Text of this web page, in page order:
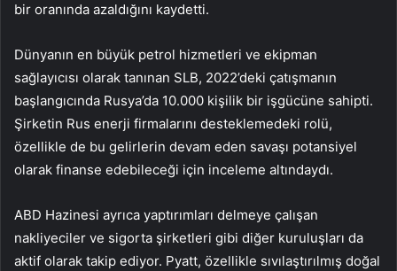
bir oranında azaldığını kaydetti.
Dünyanın en büyük petrol hizmetleri ve ekipman
sağlayıcısı olarak tanınan SLB, 2022’deki çatışmanın
başlangıcında Rusya’da 10.000 kişilik bir işgücüne sahipti.
Şirketin Rus enerji firmalarını desteklemedeki rolü,
özellikle de bu gelirlerin devam eden savaşı potansiyel
olarak finanse edebileceği için inceleme altındaydı.
ABD Hazinesi ayrıca yaptırımları delmeye çalışan
nakliyeciler ve sigorta şirketleri gibi diğer kuruluşları da
aktif olarak takip ediyor. Pyatt, özellikle sıvılaştırılmış doğal